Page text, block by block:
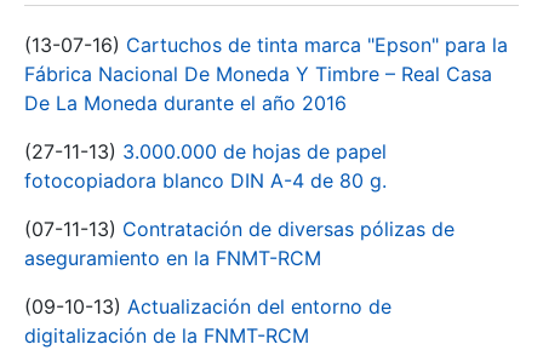
(13-07-16) Cartuchos de tinta marca "Epson" para la
Fábrica Nacional De Moneda Y Timbre – Real Casa
De La Moneda durante el año 2016
(27-11-13) 3.000.000 de hojas de papel
fotocopiadora blanco DIN A-4 de 80 g.
(07-11-13) Contratación de diversas pólizas de
aseguramiento en la FNMT-RCM
(09-10-13) Actualización del entorno de
digitalización de la FNMT-RCM